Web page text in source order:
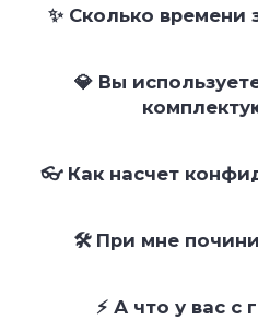
✨ Сколько времени
💎 Вы
👓 Как насчет
🛠 При мне
⚡ А что у вас с